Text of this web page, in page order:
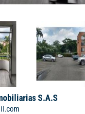
S.A.S